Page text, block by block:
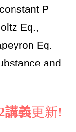
P
Eq.,
Eq.
and
講義更新!